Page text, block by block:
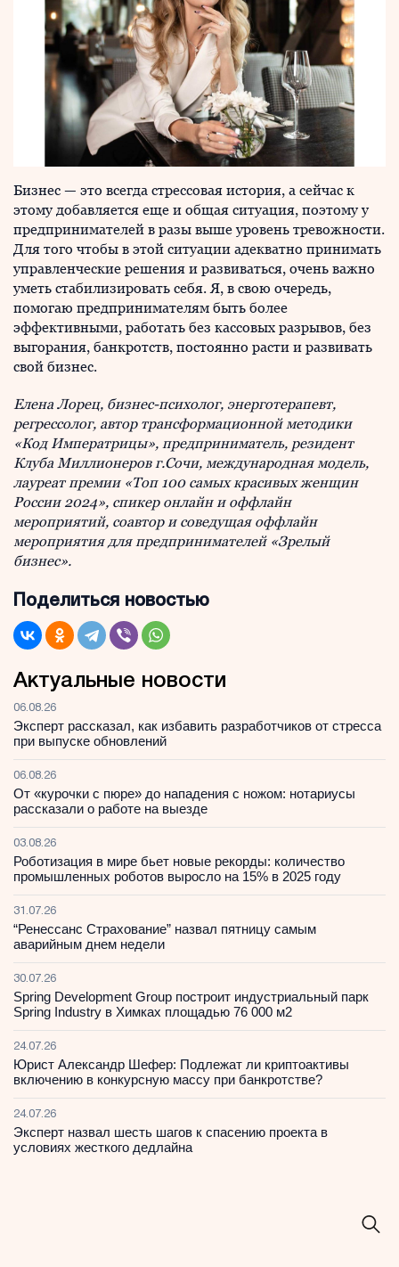
Бизнес — это всегда стрессовая история, а сейчас к
этому добавляется еще и общая ситуация, поэтому у
предпринимателей в разы выше уровень тревожности.
Для того чтобы в этой ситуации адекватно принимать
управленческие решения и развиваться, очень важно
уметь стабилизировать себя. Я, в свою очередь,
помогаю предпринимателям быть более
эффективными, работать без кассовых разрывов, без
выгорания, банкротств, постоянно расти и развивать
свой бизнес.
Елена Лорец, бизнес-психолог, энерготерапевт,
регрессолог, автор трансформационной методики
«Код Императрицы», предприниматель, резидент
Клуба Миллионеров г.Сочи, международная модель,
лауреат премии «Топ 100 самых красивых женщин
России 2024», спикер онлайн и оффлайн
мероприятий, соавтор и соведущая оффлайн
мероприятия для предпринимателей «Зрелый
бизнес».
Поделиться новостью
Актуальные новости
06.08.26
Эксперт рассказал, как избавить разработчиков от стресса
при выпуске обновлений
06.08.26
От «курочки с пюре» до нападения с ножом: нотариусы
рассказали о работе на выезде
03.08.26
Роботизация в мире бьет новые рекорды: количество
промышленных роботов выросло на 15% в 2025 году
31.07.26
“Ренессанс Страхование” назвал пятницу самым
аварийным днем недели
30.07.26
Spring Development Group построит индустриальный парк
Spring Industry в Химках площадью 76 000 м2
24.07.26
Юрист Александр Шефер: Подлежат ли криптоактивы
включению в конкурсную массу при банкротстве?
24.07.26
Эксперт назвал шесть шагов к спасению проекта в
условиях жесткого дедлайна